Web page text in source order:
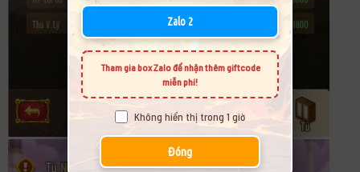
Zalo 2
Tham gia box Zalo để nhận thêm giftcode
miễn phí!
Không hiển thị trong 1 giờ
Đóng